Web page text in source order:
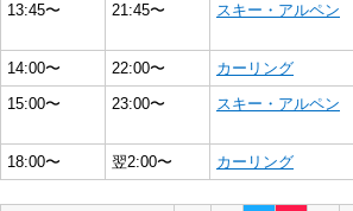
13:45〜 21:45〜 スキー・アルペン
14:00〜 22:00〜 カーリング
15:00〜
23:00〜 スキー・アルペン
18:00〜 翌2:00〜 カーリング